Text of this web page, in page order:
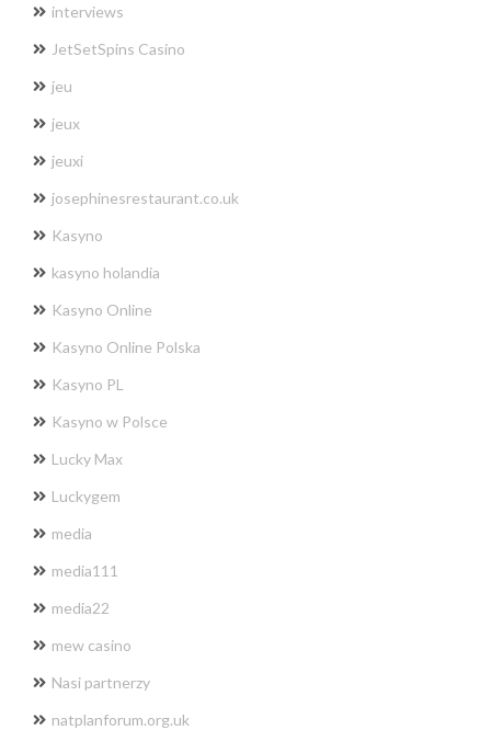
interviews
JetSetSpins Casino
jeu
jeux
jeuxi
josephinesrestaurant.co.uk
Kasyno
kasyno holandia
Kasyno Online
Kasyno Online Polska
Kasyno PL
Kasyno w Polsce
Lucky Max
Luckygem
media
media111
media22
mew casino
Nasi partnerzy
natplanforum.org.uk